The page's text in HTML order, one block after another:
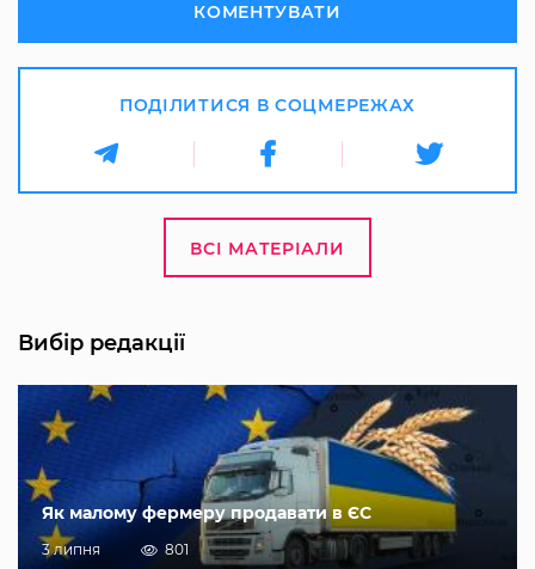
КОМЕНТУВАТИ
ПОДІЛИТИСЯ В СОЦМЕРЕЖАХ
ВСІ МАТЕРІАЛИ
Вибір редакції
Як малому фермеру продавати в ЄС
3 липня 801